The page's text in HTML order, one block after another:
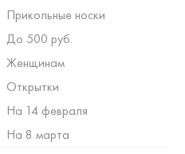
Прикольные носки
До 500 руб.
Женщинам
Открытки
На 14 февраля
На 8 марта